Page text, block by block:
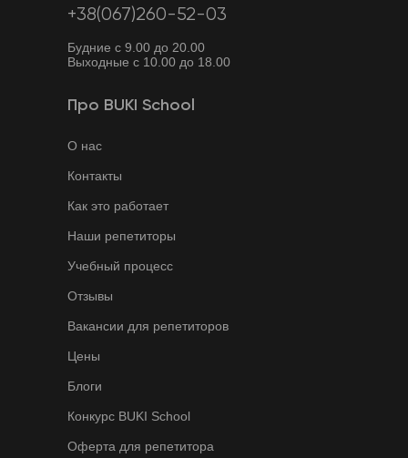
+38(067)260-52-03
Будние с 9.00 до 20.00
Выходные с 10.00 до 18.00
Про BUKI School
О нас
Контакты
Как это работает
Наши репетиторы
Учебный процесс
Отзывы
Вакансии для репетиторов
Цены
Блоги
Конкурс BUKI School
Оферта для репетитора